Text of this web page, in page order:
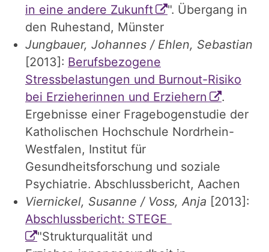
in eine andere Zukunft
". Übergang in
den Ruhestand, Münster
Jungbauer, Johannes / Ehlen, Sebastian
[2013]: Berufsbezogene
Stressbelastungen und Burnout-Risiko
bei Erzieherinnen und Erziehern
.
Ergebnisse einer Fragebogenstudie der
Katholischen Hochschule Nordrhein-
Westfalen, Institut für
Gesundheitsforschung und soziale
Psychiatrie. Abschlussbericht, Aachen
Viernickel, Susanne / Voss, Anja [2013]:
Abschlussbericht: STEGE
"Strukturqualität und